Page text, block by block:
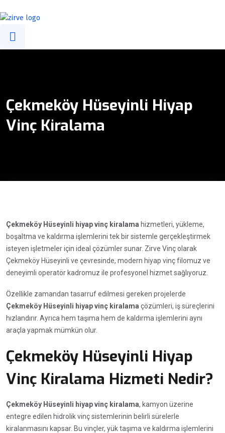
Çekmeköy Hüseyinli Hiyap
Vinç Kiralama
Çekmeköy Hüseyinli hiyap vinç kiralama hizmetleri, yükleme,
boşaltma ve kaldırma işlemlerini tek bir sistemle gerçekleştirmek
isteyen işletmeler için ideal çözümler sunar. Zirve Vinç olarak
Çekmeköy Hüseyinli ve çevresinde, modern hiyap vinç filomuz ve
deneyimli operatör kadromuz ile profesyonel hizmet sağlıyoruz.
Özellikle zamandan tasarruf edilmesi gereken projelerde
Çekmeköy Hüseyinli hiyap vinç kiralama çözümleri, iş süreçlerini
hızlandırır. Ayrıca hem taşıma hem de kaldırma işlemlerini aynı
araçla yapmak mümkün olur.
Çekmeköy Hüseyinli Hiyap
Vinç Kiralama Hizmeti Nedir?
Çekmeköy Hüseyinli hiyap vinç kiralama, kamyon üzerine
entegre edilen hidrolik vinç sistemlerinin belirli sürelerle
kiralanmasını kapsar. Bu vinçler, yük taşıma ve kaldırma işlemlerini